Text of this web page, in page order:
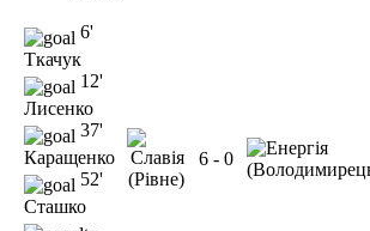
6'
Ткачук
12'
Лисенко
37'
Каращенко
52'
Сташко
6 - 0